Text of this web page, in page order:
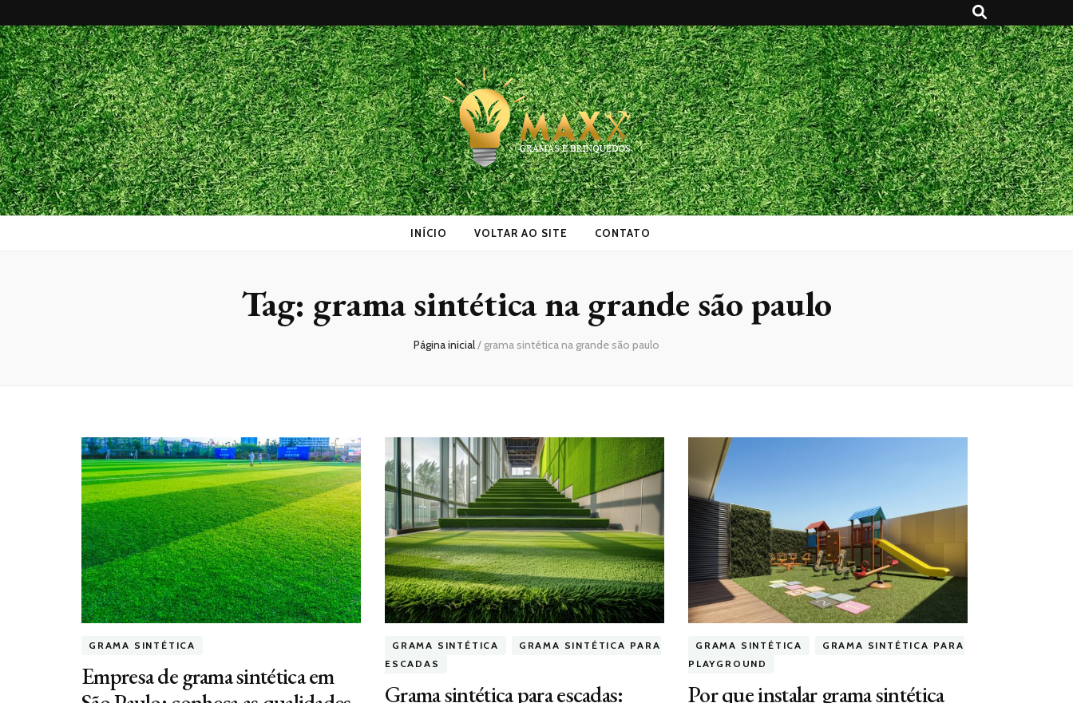
Maxx Gramas
Blog
INÍCIO VOLTAR AO SITE CONTATO
Tag: grama sintética na grande são paulo
Página inicial/ grama sintética na grande são paulo
GRAMA SINTÉTICA
Empresa de grama sintética em
GRAMA SINTÉTICA
GRAMA SINTÉTICA PARA
ESCADAS
Grama sintética para escadas:
GRAMA SINTÉTICA
GRAMA SINTÉTICA PARA
PLAYGROUND
Por que instalar grama sintética